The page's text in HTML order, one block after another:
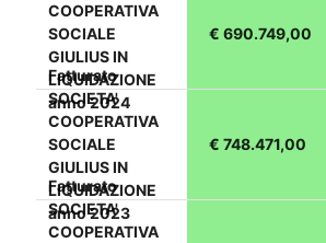
COOPERATIVA
SOCIALE
GIULIUS IN
LIQUIDAZIONE
anno 2024
€ 690.749,00
Fatturato
SOCIETA'
COOPERATIVA
SOCIALE
GIULIUS IN
LIQUIDAZIONE
anno 2023
€ 748.471,00
Fatturato
SOCIETA'
COOPERATIVA